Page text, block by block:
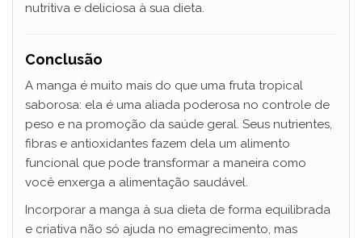
nutritiva e deliciosa à sua dieta.
Conclusão
A manga é muito mais do que uma fruta tropical
saborosa: ela é uma aliada poderosa no controle de
peso e na promoção da saúde geral. Seus nutrientes,
fibras e antioxidantes fazem dela um alimento
funcional que pode transformar a maneira como
você enxerga a alimentação saudável.
Incorporar a manga à sua dieta de forma equilibrada
e criativa não só ajuda no emagrecimento, mas